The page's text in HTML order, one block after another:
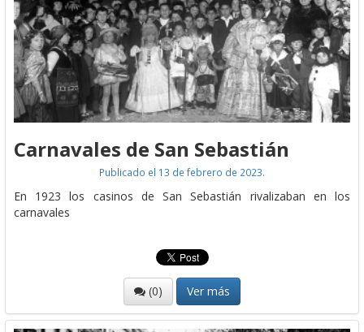
Carnavales de San Sebastián
Publicado el 13 de febrero de 2023.
En 1923 los casinos de San Sebastián rivalizaban en los
carnavales
(0) Ver más